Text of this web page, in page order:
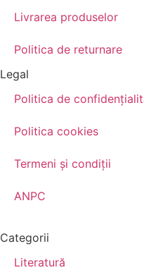
Livrarea produselor
Politica de returnare
Legal
Politica de
Politica cookies
Termeni şi condiţii
ANPC
Categorii
Literatură